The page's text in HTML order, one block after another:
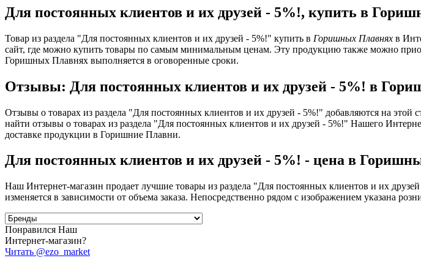
Для постоянных клиентов и их друзей - 5%!, купить в
Товар из раздела "Для постоянных клиентов и их друзей - 5%!" купить в Горишных Плавнях в
сайт, где можно купить товары по самым минимальным ценам. Эту продукцию также можно
Горишных Плавнях выполняется в оговоренные сроки.
Отзывы: Для постоянных клиентов и их друзей - 5%! в
Отзывы о товарах из раздела "Для постоянных клиентов и их друзей - 5%!" добавляются на
найти отзывы о товарах из раздела "Для постоянных клиентов и их друзей - 5%!" Нашего
доставке продукции в Горишние Плавни.
Для постоянных клиентов и их друзей - 5%! - цена в
Наш Интернет-магазин продает лучшие товары из раздела "Для постоянных клиентов и их
изменяется в зависимости от объема заказа. Непосредственно рядом с изображением указана
Понравился Наш
Интернет-магазин?
Читать @ezo_market